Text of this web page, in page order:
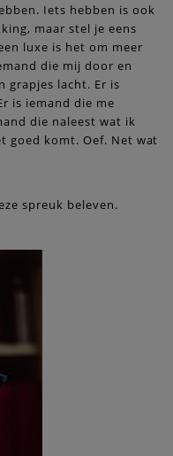
Iets hebben is ook
maar stel je eens
luxe is het om meer
die mij door en
grapjes lacht. Er is
is iemand die me
die naleest wat ik
goed komt. Oef. Net wat
spreuk beleven.